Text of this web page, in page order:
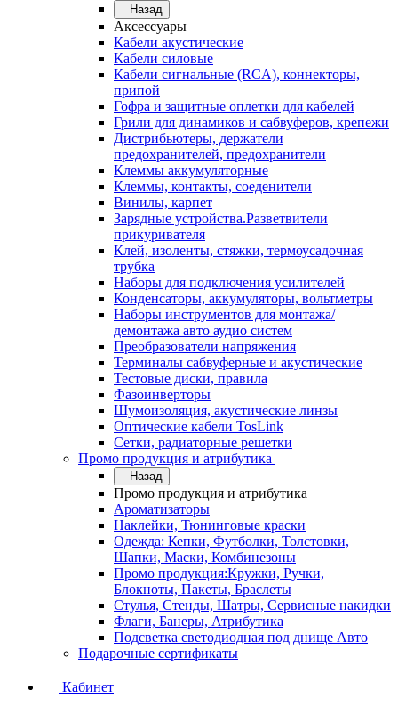
Назад
Аксессуары
Кабели акустические
Кабели силовые
Кабели сигнальные (RCA), коннекторы,
припой
Гофра и защитные оплетки для кабелей
Грили для динамиков и сабвуферов, крепежи
Дистрибьютеры, держатели
предохранителей, предохранители
Клеммы аккумуляторные
Клеммы, контакты, соеденители
Винилы, карпет
Зарядные устройства.Разветвители
прикуривателя
Клей, изоленты, стяжки, термоусадочная
трубка
Наборы для подключения усилителей
Конденсаторы, аккумуляторы, вольтметры
Наборы инструментов для монтажа/
демонтажа авто аудио систем
Преобразователи напряжения
Терминалы сабвуферные и акустические
Тестовые диски, правила
Фазоинверторы
Шумоизоляция, акустические линзы
Оптические кабели TosLink
Сетки, радиаторные решетки
Промо продукция и атрибутика
Назад
Промо продукция и атрибутика
Ароматизаторы
Наклейки, Тюнинговые краски
Одежда: Кепки, Футболки, Толстовки,
Шапки, Маски, Комбинезоны
Промо продукция:Кружки, Ручки,
Блокноты, Пакеты, Браслеты
Стулья, Стенды, Шатры, Сервисные накидки
Флаги, Банеры, Атрибутика
Подсветка светодиодная под днище Авто
Подарочные сертификаты
Кабинет